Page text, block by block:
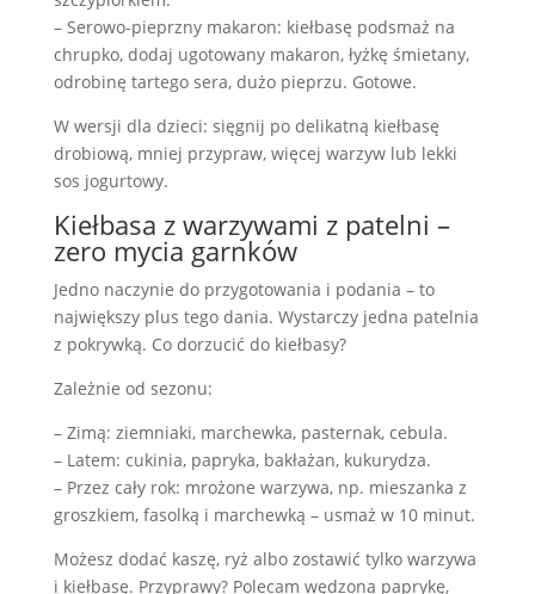
– Serowo-pieprzny makaron: kiełbasę podsmaż na
chrupko, dodaj ugotowany makaron, łyżkę śmietany,
odrobinę tartego sera, dużo pieprzu. Gotowe.
W wersji dla dzieci: sięgnij po delikatną kiełbasę
drobiową, mniej przypraw, więcej warzyw lub lekki
sos jogurtowy.
Kiełbasa z warzywami z patelni –
zero mycia garnków
Jedno naczynie do przygotowania i podania – to
największy plus tego dania. Wystarczy jedna patelnia
z pokrywką. Co dorzucić do kiełbasy?
Zależnie od sezonu:
– Zimą: ziemniaki, marchewka, pasternak, cebula.
– Latem: cukinia, papryka, bakłażan, kukurydza.
– Przez cały rok: mrożone warzywa, np. mieszanka z
groszkiem, fasolką i marchewką – usmaż w 10 minut.
Możesz dodać kaszę, ryż albo zostawić tylko warzywa
i kiełbasę. Przyprawy? Polecam wędzoną paprykę,